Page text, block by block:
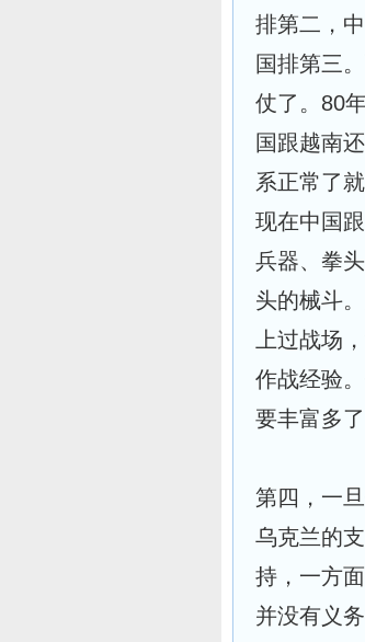
排第二，中
国排第三
仗了。80
国跟越南
系正常了就
现在中国
兵器、拳
头的械斗
上过战场
作战经验
要丰富多了
第四，一
乌克兰的支
持，一方
并没有义